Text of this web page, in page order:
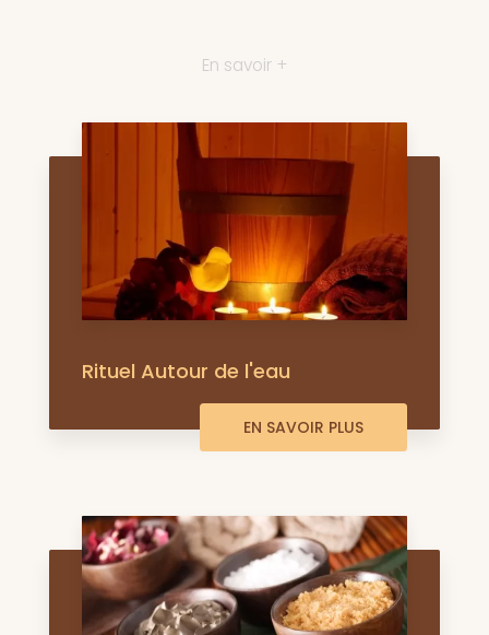
En savoir +
Rituel Autour de l'eau
EN SAVOIR PLUS